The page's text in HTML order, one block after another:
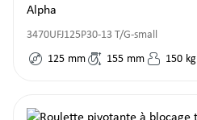
Alpha
3470UFJ125P30-13 T/G-small
125 mm 155 mm 150 kg